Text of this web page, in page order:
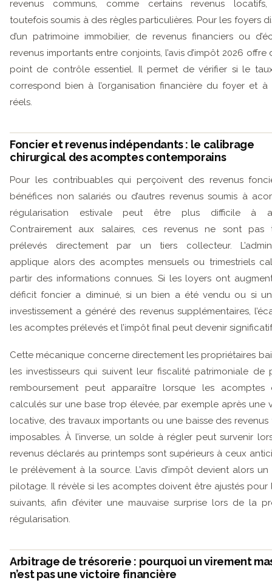
revenus communs, comme certains revenus locatifs,
toutefois soumis à des règles particulières. Pour les foyers
d’un patrimoine immobilier, de revenus financiers ou
revenus importants entre conjoints, l’avis d’impôt 2026 offre
point de contrôle essentiel. Il permet de vérifier si le
correspond bien à l’organisation financière du foyer et à
réels.
Foncier et revenus indépendants : le calibrage
chirurgical des acomptes contemporains
Pour les contribuables qui perçoivent des revenus
bénéfices non salariés ou d’autres revenus soumis à
régularisation estivale peut être plus difficile à
Contrairement aux salaires, ces revenus ne sont pas
prélevés directement par un tiers collecteur.
applique alors des acomptes mensuels ou trimestriels
partir des informations connues. Si les loyers ont
déficit foncier a diminué, si un bien a été vendu ou si
investissement a généré des revenus supplémentaires,
les acomptes prélevés et l’impôt final peut devenir
Cette mécanique concerne directement les propriétaires
les investisseurs qui suivent leur fiscalité patrimoniale de
remboursement peut apparaître lorsque les
calculés sur une base trop élevée, par exemple après une
locative, des travaux importants ou une baisse des revenus
imposables. À l’inverse, un solde à régler peut survenir
revenus déclarés au printemps sont supérieurs à ceux
le prélèvement à la source. L’avis d’impôt devient alors
pilotage. Il révèle si les acomptes doivent être ajustés pour
suivants, afin d’éviter une mauvaise surprise lors de la
régularisation.
Arbitrage de trésorerie : pourquoi un virement
n’est pas une victoire financière